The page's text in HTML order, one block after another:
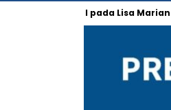
Kamil pada Lisa Mariana